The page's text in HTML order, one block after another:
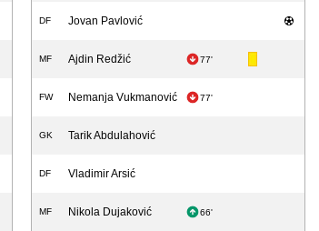
DF Jovan Pavlović
MF Ajdin Redžić 77'
FW Nemanja Vukmanović 77'
GK Tarik Abdulahović
DF Vladimir Arsić
MF Nikola Dujaković 66'